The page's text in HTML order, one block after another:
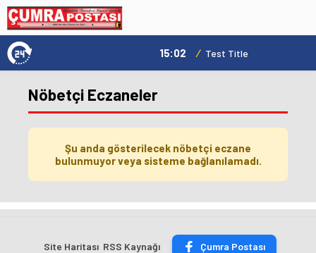
Test Title
Nöbetçi Eczaneler
Şu anda gösterilecek nöbetçi eczane
bulunmuyor veya sisteme bağlanılamadı.
Site Haritası RSS Kaynağı
Çumra Postası